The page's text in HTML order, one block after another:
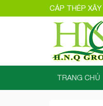
qua
CÁP THÉP
TRANG CHỦ